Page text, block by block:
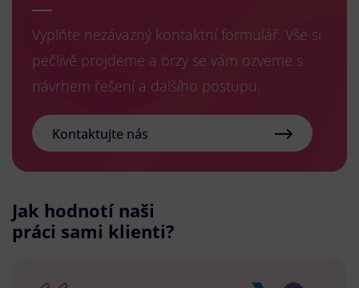
Vyplňte nezávazný kontaktní formulář. Vše si
pečlivě projdeme a brzy se vám ozveme s
návrhem řešení a dalšího postupu.
Kontaktujte nás
Jak hodnotí naši
práci sami klienti?